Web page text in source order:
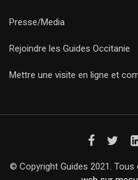
Presse/Media
Rejoindre les Guides Occitanie
Mettre une visite en ligne et
© Copyright Guides 2021. Tous